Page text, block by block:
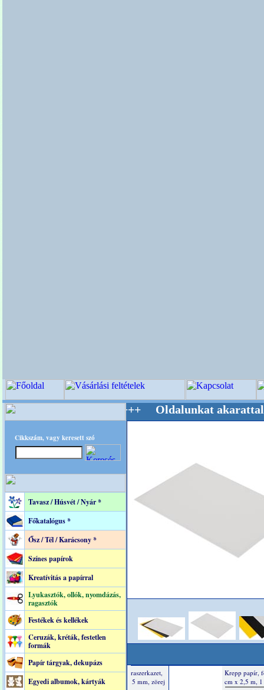
Cikkszám, vagy keresett szó
Tavasz / Húsvét / Nyár *
Főkatalógus *
Ősz / Tél / Karácsony *
Színes papírok
Kreatívitás a papírral
Lyukasztók, ollók, nyomdázás,
ragasztók
Festékek és kellékek
Ceruzák, kréták, festetlen
formák
Papír tárgyak, dekupázs
Egyedi albumok, kártyák
+++++++ Oldalunkat akarattal